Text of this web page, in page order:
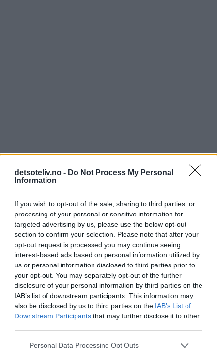
detsoteliv.no - Do Not Process My Personal
Information
If you wish to opt-out of the sale, sharing to third parties, or
processing of your personal or sensitive information for
targeted advertising by us, please use the below opt-out
section to confirm your selection. Please note that after your
opt-out request is processed you may continue seeing
interest-based ads based on personal information utilized by
us or personal information disclosed to third parties prior to
your opt-out. You may separately opt-out of the further
disclosure of your personal information by third parties on the
IAB’s list of downstream participants. This information may
also be disclosed by us to third parties on the IAB’s List of
Downstream Participants that may further disclose it to other
Personal Data Processing Opt Outs
8 kommentarer
Sirigull - 24.09.2016 - 12:28
Oppskriften er fin, men på bare 180 grader tørker
rullekaken mer enn den stekes. Jeg steker på 220
grader isteden i 6-7 minutter for et saftigere resultat.
Et godt tips til sukkerbrød og rullekake laget av
sukkerbrødrøre. Ha i 1/2 dl kokende vann etter at du har
pisket eggedosis og pisk videre på lav hastighet i 30-40
sek før du forsiktig blander inn det tørre. Det kokende
vannet binder eggene til en mer stabil røre og det sørger